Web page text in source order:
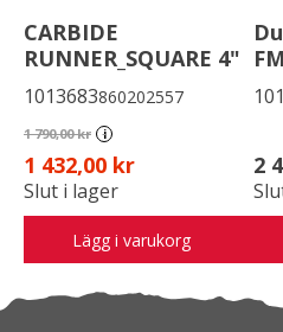
CARBIDE
RUNNER_SQUARE 4"
1013683860202557
1 790,00 kr i
1 432,00 kr
Slut i lager
Lägg i varukorg
2